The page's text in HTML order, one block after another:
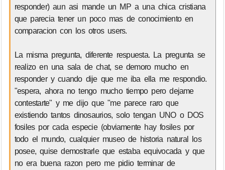
responder) aun asi mande un MP a una chica cristiana
que parecia tener un poco mas de conocimiento en
comparacion con los otros users.
La misma pregunta, diferente respuesta. La pregunta se
realizo en una sala de chat, se demoro mucho en
responder y cuando dije que me iba ella me respondio.
"espera, ahora no tengo mucho tiempo pero dejame
contestarte" y me dijo que "me parece raro que
existiendo tantos dinosaurios, solo tengan UNO o DOS
fosiles por cada especie (obviamente hay fosiles por
todo el mundo, cualquier museo de historia natural los
posee, quise demostrarle que estaba equivocada y que
no era buena razon pero me pidio terminar de